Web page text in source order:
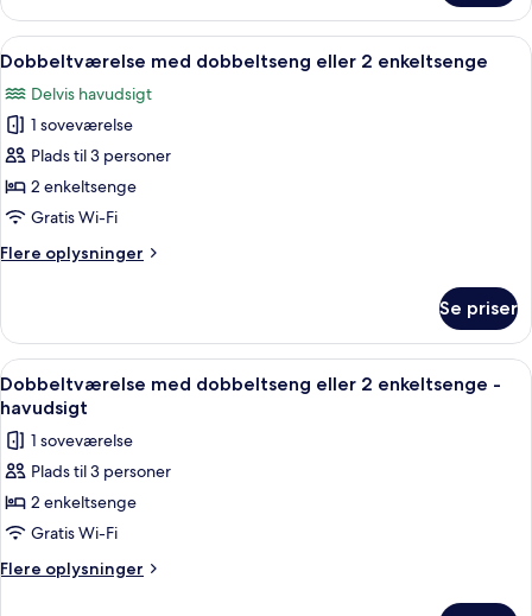
-
udsigt
til
Indlæs
alle
billeder
af
Dobbeltværelse
med
dobbeltseng
2
Et hotelværelse med en stor seng, et
4
Dobbeltværelse med dobbeltseng eller 2 enkeltsenge
Delvis havudsigt
1 soveværelse
Plads til 3 personer
2 enkeltsenge
Gratis Wi-Fi
Flere oplysninger
Flere
med
dobbeltseng
eller
2
enkeltsenge
Se priser
Indlæs
alle
billeder
af
Dobbeltværelse
med
dobbeltseng
eller
Et hotelværelse med to senge, et
5
Dobbeltværelse med dobbeltseng eller 2 enkeltsenge -
havudsigt
1 soveværelse
Plads til 3 personer
2 enkeltsenge
Gratis Wi-Fi
Flere oplysninger
Flere